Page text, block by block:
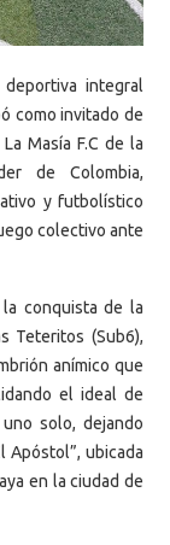
integral
como invitado de
Masía F.C de la
de Colombia,
y futbolístico
colectivo ante
conquista de la
Teteritos (Sub6),
anímico que
el ideal de
solo, dejando
Apóstol”, ubicada
en la ciudad de